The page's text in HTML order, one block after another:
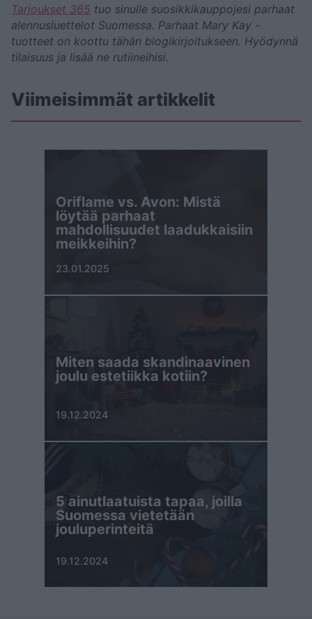
Tarjoukset 365 tuo sinulle suosikkikauppojesi parhaat
alennusluettelot Suomessa. Parhaat Mary Kay -
tuotteet on koottu tähän blogikirjoitukseen. Hyödynnä
tilaisuus ja lisää ne rutiineihisi.
Viimeisimmät artikkelit
Oriflame vs. Avon: Mistä
löytää parhaat
mahdollisuudet laadukkaisiin
meikkeihin?
23.01.2025
Miten saada skandinaavinen
joulu estetiikka kotiin?
19.12.2024
5 ainutlaatuista tapaa, joilla
Suomessa vietetään
jouluperinteitä
19.12.2024